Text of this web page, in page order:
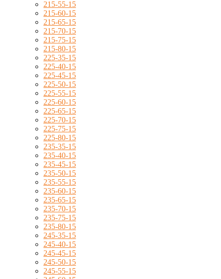
215-55-15
215-60-15
215-65-15
215-70-15
215-75-15
215-80-15
225-35-15
225-40-15
225-45-15
225-50-15
225-55-15
225-60-15
225-65-15
225-70-15
225-75-15
225-80-15
235-35-15
235-40-15
235-45-15
235-50-15
235-55-15
235-60-15
235-65-15
235-70-15
235-75-15
235-80-15
245-35-15
245-40-15
245-45-15
245-50-15
245-55-15